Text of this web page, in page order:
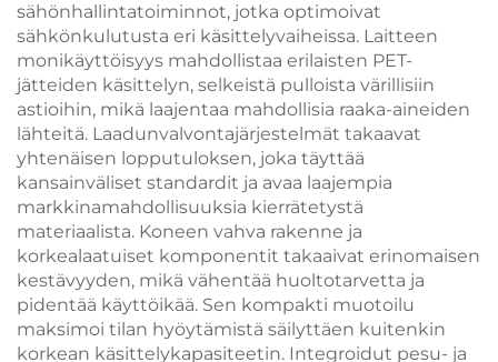
sähönhallintatoiminnot, jotka optimoivat
sähkönkulutusta eri käsittelyvaiheissa. Laitteen
monikäyttöisyys mahdollistaa erilaisten PET-
jätteiden käsittelyn, selkeistä pulloista värillisiin
astioihin, mikä laajentaa mahdollisia raaka-aineiden
lähteitä. Laadunvalvontajärjestelmät takaavat
yhtenäisen lopputuloksen, joka täyttää
kansainväliset standardit ja avaa laajempia
markkinamahdollisuuksia kierrätetystä
materiaalista. Koneen vahva rakenne ja
korkealaatuiset komponentit takaaivat erinomaisen
kestävyyden, mikä vähentää huoltotarvetta ja
pidentää käyttöikää. Sen kompakti muotoilu
maksimoi tilan hyöytämistä säilyttäen kuitenkin
korkean käsittelykapasiteetin. Integroidut pesu- ja